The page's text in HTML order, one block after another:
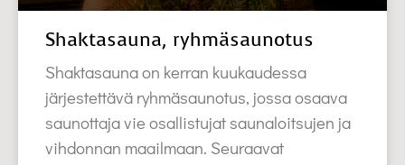
Shaktasauna, ryhmäsaunotus
Shaktasauna on kerran kuukaudessa
järjestettävä ryhmäsaunotus, jossa osaava
saunottaja vie osallistujat saunaloitsujen ja
vihdonnan maailmaan. Seuraavat